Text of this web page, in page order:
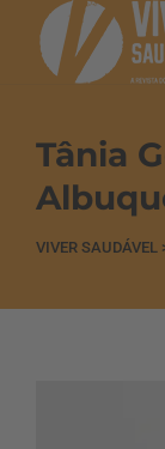
Tânia
VIVER SAUDÁVEL